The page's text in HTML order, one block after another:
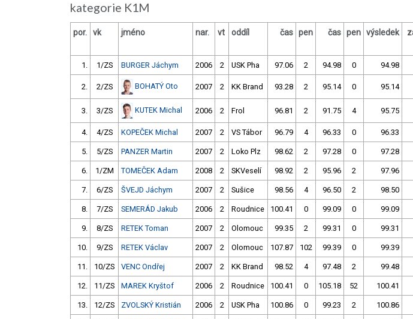
kategorie K1M
por. vk jméno nar. vt oddíl čas pen čas pen výsledek
1. 1/ZS BURGER Jáchym 2006 2 USK Pha 97.06 2 94.98 0 94.98
2. 2/ZS BOHATÝ Oto 2007 2 KK Brand 93.28 2 95.14 0 95.14
3. 3/ZS KUTEK Michal 2006 2 Frol 96.81 2 91.75 4 95.75
4. 4/ZS KOPEČEK Michal 2007 2 VS Tábor 96.79 4 96.33 0 96.33
5. 5/ZS PANZER Martin 2007 2 Loko Plz 98.62 2 97.28 0 97.28
6. 1/ZM TOMEČEK Adam 2008 2 SKVeselí 98.92 2 95.96 2 97.96
7. 6/ZS ŠVEJD Jáchym 2007 2 Sušice 98.56 4 96.50 2 98.50
8. 7/ZS SEMERÁD Jakub 2006 2 Roudnice 100.41 0 99.09 0 99.09
9. 8/ZS RETEK Toman 2007 2 Olomouc 99.35 2 99.31 0 99.31
10. 9/ZS RETEK Václav 2007 2 Olomouc 107.87 102 99.39 0 99.39
11. 10/ZS VENC Ondřej 2007 2 KK Brand 98.52 4 97.48 2 99.48
12. 11/ZS MAREK Kryštof 2006 2 Roudnice 100.41 0 105.18 52 100.41
13. 12/ZS ZVOLSKÝ Kristián 2006 2 USK Pha 100.86 0 99.23 2 100.86